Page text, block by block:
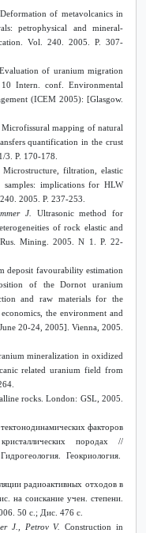
Deformation of metavolcanics in
petrophysical and mineral-
Vol. 240. 2005. P. 307-
Evaluation of uranium migration
Intern. conf. Environmental
(ICEM 2005): [Glasgow.
Microfissural mapping of natural
quantification in the crust
1/3. P. 170-178.
Microstructure, filtration, elastic
implications for HLW
240. 2005. P. 237-253.
J. Ultrasonic method for
of rock elastic and
Mining. 2005. N 1. P. 22-
deposit favourability estimation
of the Dornot uranium
and raw materials for the
the environment and
20-24, 2005]. Vienna, 2005.
mineralization in oxidized
related uranium field from
rocks. London: GSL , 2005.
факторов
породах //
Геокриология.
радиоактивных отходов в
на соискание учен. степени.
50с .; Дис . 476с
J., Petrov V.Construction in